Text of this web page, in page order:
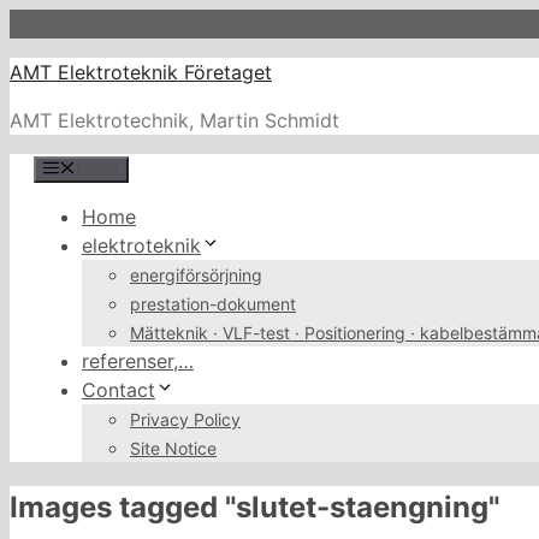
Inhalt
springen
AMT Elektroteknik Företaget
AMT Elektrotechnik, Martin Schmidt
Home
elektroteknik
energiförsörjning
prestation-dokument
Mätteknik · VLF-test · Positionering ·
referenser,…
Contact
Privacy Policy
Site Notice
Images tagged "slutet-staengning"